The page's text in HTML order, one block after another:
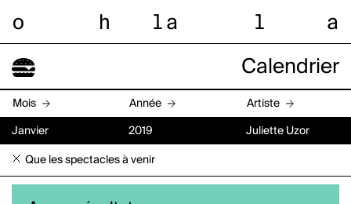
o h l a l a
Calendrier
Mois Année Artiste
Janvier 2019 Juliette Uzor
Que les spectacles à venir